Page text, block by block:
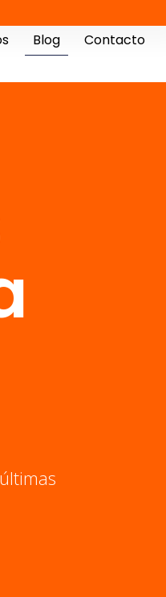
Blog Contacto